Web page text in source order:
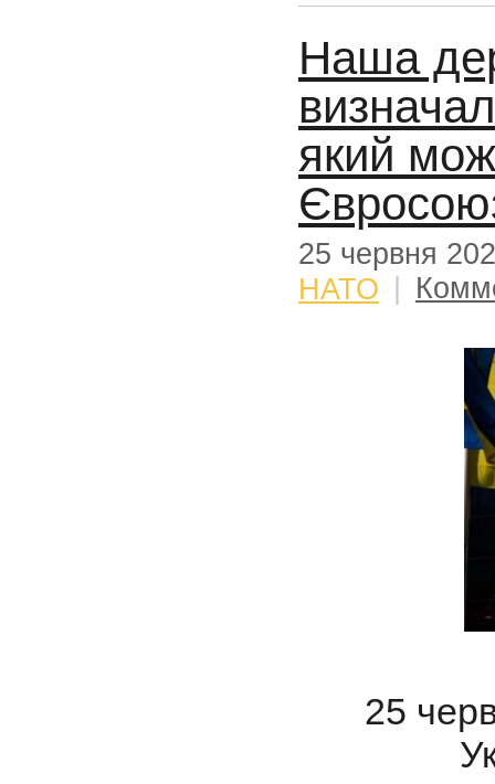
Наша
який
25 червня
НАТО
25